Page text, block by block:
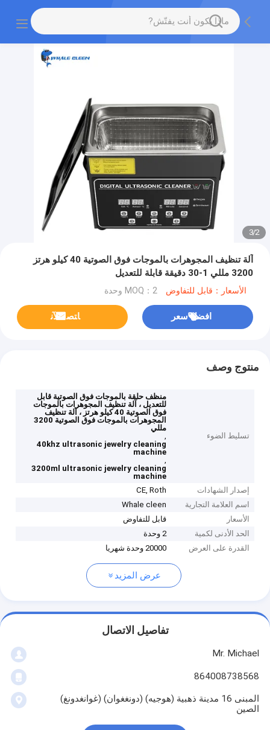
2
/
3
آلة تنظيف المجوهرات بالموجات فوق الصوتية 40 كيلو هرتز
3200 مللي 1-30 دقيقة قابلة للتعديل
الأسعار：قابل للتفاوض MOQ：2 وحدة
افضل سعر ﺎﺘﺼﻟ ﺍﻶﻧ
منتوج وصف
تسليط الضوء
منظف ​​حلقة بالموجات فوق الصوتية قابل
للتعديل ، آلة تنظيف المجوهرات بالموجات
فوق الصوتية 40 كيلو هرتز ، آلة تنظيف
المجوهرات بالموجات فوق الصوتية 3200
مللي
,
40khz ultrasonic jewelry cleaning
machine
,
3200ml ultrasonic jewelry cleaning
machine
إصدار الشهادات
CE, Roth
اسم العلامة التجارية
Whale cleen
الأسعار
قابل للتفاوض
الحد الأدنى لكمية
2 وحدة
القدرة على العرض
20000 وحدة شهريا
عرض المزيد
تفاصيل الاتصال
Mr. Michael
864008738568
المبنى 16 مدينة ذهبية (هوجيه) (دونغغوان) (غوانغدونغ)
الصين